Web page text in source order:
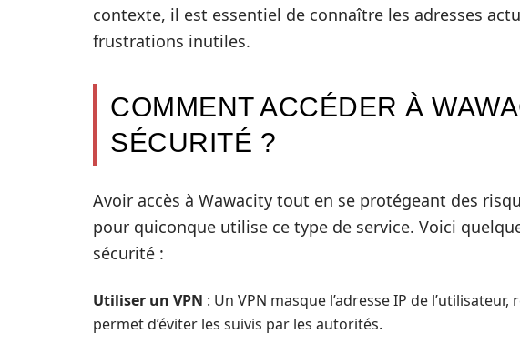
contexte, il est essentiel de connaître les adresses
frustrations inutiles.
COMMENT ACCÉDER À
SÉCURITÉ ?
Avoir accès à Wawacity tout en se protégeant des
pour quiconque utilise ce type de service. Voici
sécurité :
Utiliser un VPN : Un VPN masque l’adresse IP de
permet d’éviter les suivis par les autorités.